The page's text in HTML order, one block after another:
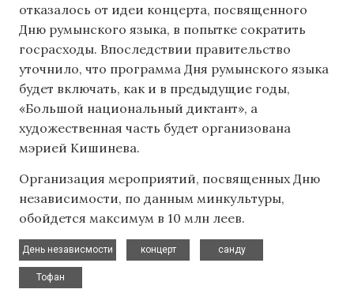
отказалось от идеи концерта, посвященного
Дню румынского языка, в попытке сократить
госрасходы. Впоследствии правительство
уточнило, что программа Дня румынского языка
будет включать, как и в предыдущие годы,
«Большой национальный диктант», а
художественная часть будет организована
мэрией Кишинева.
Организация мероприятий, посвященных Дню
независимости, по данным минкультуры,
обойдется максимум в 10 млн леев.
День независмости
концерт
санду
Тофан